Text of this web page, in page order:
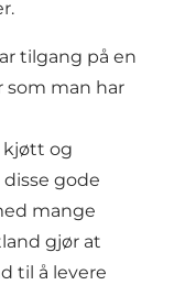
tilgang på en
som man har
kjøtt og
gode
mange
gjør at
til å levere